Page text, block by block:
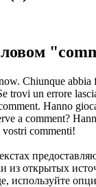
Chiunque abbia
trovi un errore
. Hanno
a comment?
vostri commenti!
из открытых
используйте